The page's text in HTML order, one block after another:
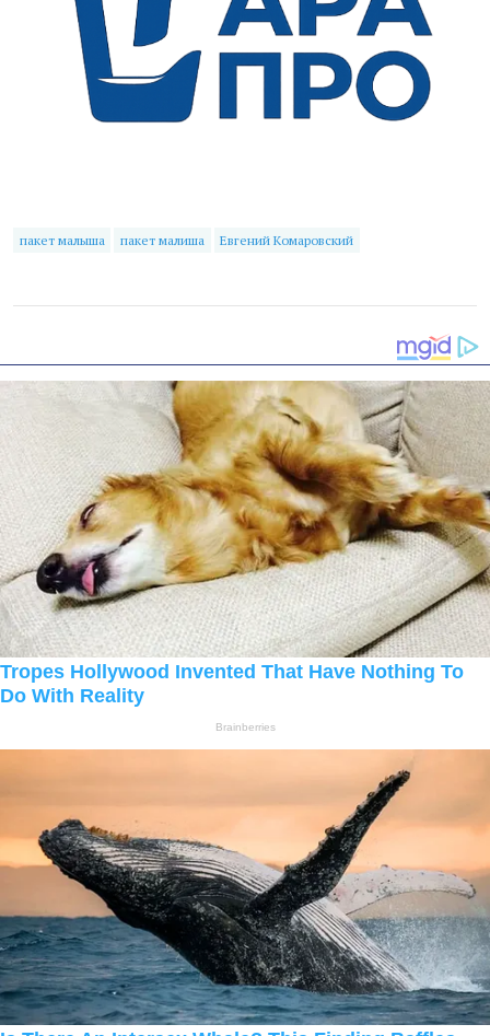
пакет малыша пакет малиша Евгений Комаровский